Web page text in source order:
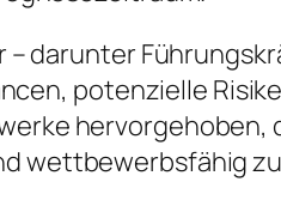
darunter
potenzielle
hervorgehoben,
wettbewerbsfähig